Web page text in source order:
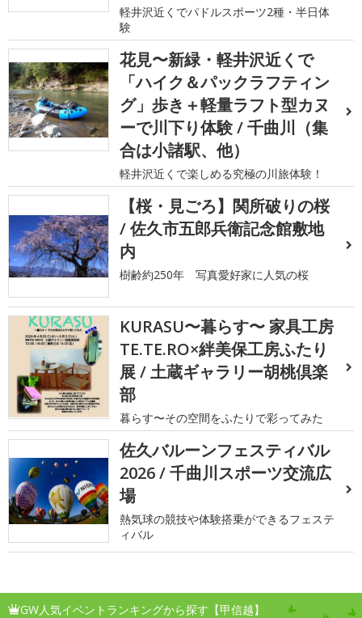
軽井沢近くでパドルスポーツ2種・半日体
験
花見〜新緑・軽井沢近くで
「ハイク＆パックラフティン
グ」歩き＋軽量ラフト型カヌ
ーで川下り体験 / 千曲川（集
合は小諸駅、他）
軽井沢近くで楽しめる究極の川旅体験！
【桜・見ごろ】関所破りの桜
/ 佐久市五郎兵衛記念館敷地
内
樹齢約250年 写真愛好家に人気の桜
KURASU〜暮らす〜 家具工房
TE.TE.RO×絆美保工房ふたり
展 / 土蔵ギャラリー胡桃倶楽
部
暮らす〜その空間をふたりで彩ってみた
佐久バルーンフェスティバル
2026 / 千曲川スポーツ交流広
場
熱気球の競技や体験搭乗ができるフェステ
ィバル
GW人気イベントランキングから探す【甲信越】